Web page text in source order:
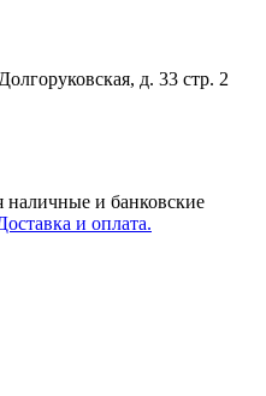
д. 33 стр. 2
наличные и банковские
и оплата.